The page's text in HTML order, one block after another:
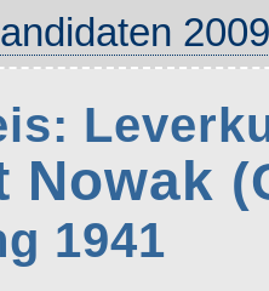
2009
Nowak
1941